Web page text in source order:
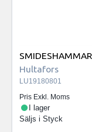
Hultafors
LU19180801
Pris Exkl. Moms
I lager
Säljs i Styck